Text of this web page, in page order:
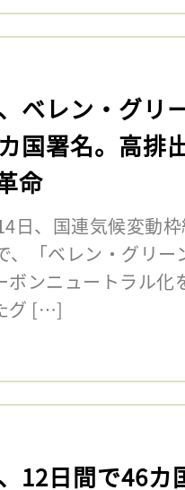
ベレン・グリ
国署名。高排
命
日、国連気候変動
、「ベレン・グリ
ボンニュートラル
グ […]
12日間で46カ